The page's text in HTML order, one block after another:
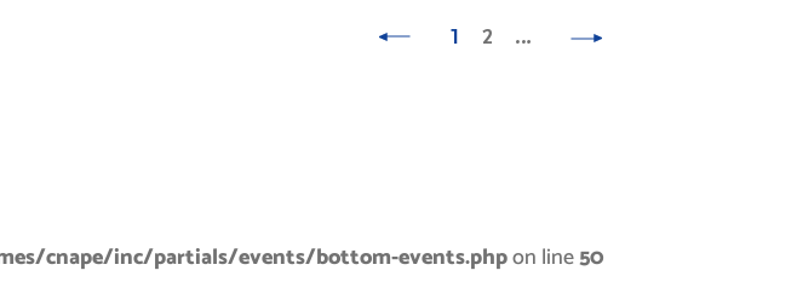
1 2 …
cnape/inc/partials/events/bottom-events.phpon line50